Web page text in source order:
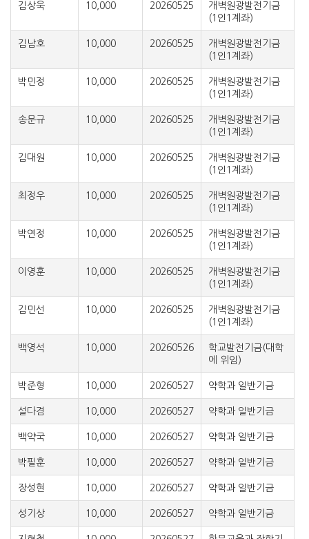
김상욱 10,000 20260525
개벽원광발전기금
(1인1계좌)
김남호 10,000 20260525
개벽원광발전기금
(1인1계좌)
박민정 10,000 20260525
개벽원광발전기금
(1인1계좌)
송문규 10,000 20260525
개벽원광발전기금
(1인1계좌)
김대원 10,000 20260525
개벽원광발전기금
(1인1계좌)
최정우 10,000 20260525
개벽원광발전기금
(1인1계좌)
박연정 10,000 20260525
개벽원광발전기금
(1인1계좌)
이영훈 10,000 20260525
개벽원광발전기금
(1인1계좌)
김민선 10,000 20260525
개벽원광발전기금
(1인1계좌)
백영석 10,000 20260526
학교발전기금(대학
에 위임)
박준형 10,000 20260527 약학과 일반기금
설다겸 10,000 20260527 약학과 일반기금
백약국 10,000 20260527 약학과 일반기금
박필훈 10,000 20260527 약학과 일반기금
장성현 10,000 20260527 약학과 일반기금
성기상 10,000 20260527 약학과 일반기금